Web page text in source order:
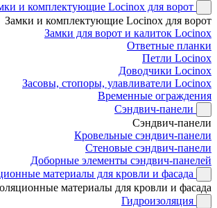
и комплектующие Locinox для ворот
Замки и комплектующие Locinox для ворот
Замки для ворот и калиток Locinox
Ответные планки
Петли Locinox
Доводчики Locinox
Засовы, стопоры, улавливатели Locinox
Временные ограждения
Сэндвич-панели
Сэндвич-панели
Кровельные сэндвич-панели
Стеновые сэндвич-панели
Доборные элементы сэндвич-панелей
материалы для кровли и фасада
материалы для кровли и фасада
Гидроизоляция